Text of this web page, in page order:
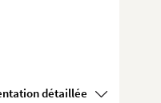
Voir la présentation détaillée